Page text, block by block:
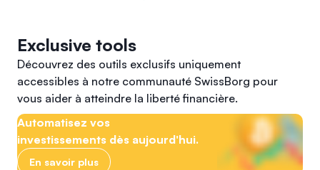
Exclusive tools
Découvrez des outils exclusifs uniquement
accessibles à notre communauté SwissBorg pour
vous aider à atteindre la liberté financière.
Automatisez vos
investissements dès aujourd'hui.
En savoir plus